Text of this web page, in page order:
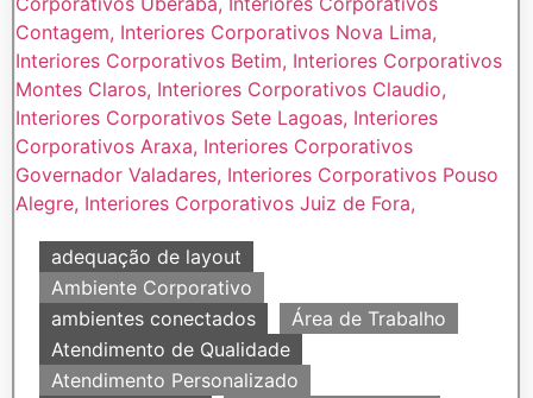
adequação de layout
Ambiente Corporativo
ambientes conectados
Área de Trabalho
Atendimento de Qualidade
Atendimento Personalizado